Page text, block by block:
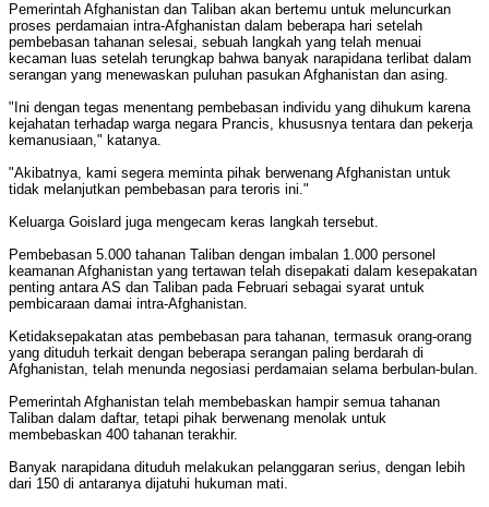
Pemerintah Afghanistan dan Taliban akan bertemu untuk meluncurkan
proses perdamaian intra-Afghanistan dalam beberapa hari setelah
pembebasan tahanan selesai, sebuah langkah yang telah menuai
kecaman luas setelah terungkap bahwa banyak narapidana terlibat dalam
serangan yang menewaskan puluhan pasukan Afghanistan dan asing.
"Ini dengan tegas menentang pembebasan individu yang dihukum karena
kejahatan terhadap warga negara Prancis, khususnya tentara dan pekerja
kemanusiaan," katanya.
"Akibatnya, kami segera meminta pihak berwenang Afghanistan untuk
tidak melanjutkan pembebasan para teroris ini."
Keluarga Goislard juga mengecam keras langkah tersebut.
Pembebasan 5.000 tahanan Taliban dengan imbalan 1.000 personel
keamanan Afghanistan yang tertawan telah disepakati dalam kesepakatan
penting antara AS dan Taliban pada Februari sebagai syarat untuk
pembicaraan damai intra-Afghanistan.
Ketidaksepakatan atas pembebasan para tahanan, termasuk orang-orang
yang dituduh terkait dengan beberapa serangan paling berdarah di
Afghanistan, telah menunda negosiasi perdamaian selama berbulan-bulan.
Pemerintah Afghanistan telah membebaskan hampir semua tahanan
Taliban dalam daftar, tetapi pihak berwenang menolak untuk
membebaskan 400 tahanan terakhir.
Banyak narapidana dituduh melakukan pelanggaran serius, dengan lebih
dari 150 di antaranya dijatuhi hukuman mati.